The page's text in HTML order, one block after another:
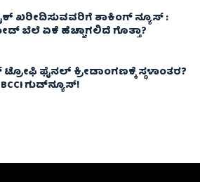
ಖರೀದಿಸುವವರಿಗೆ ಶಾಕಿಂಗ್ ನ್ಯೂಸ್ :
ಬೆಲೆ ಏಕೆ ಹೆಚ್ಚಾಗಲಿದೆ ಗೊತ್ತಾ?
ಫೈನಲ್‌ ಕ್ರೀಡಾಂಗಣಕ್ಕೆ ಸ್ಥಳಾಂತರ?
ಗುಡ್‌ನ್ಯೂಸ್!